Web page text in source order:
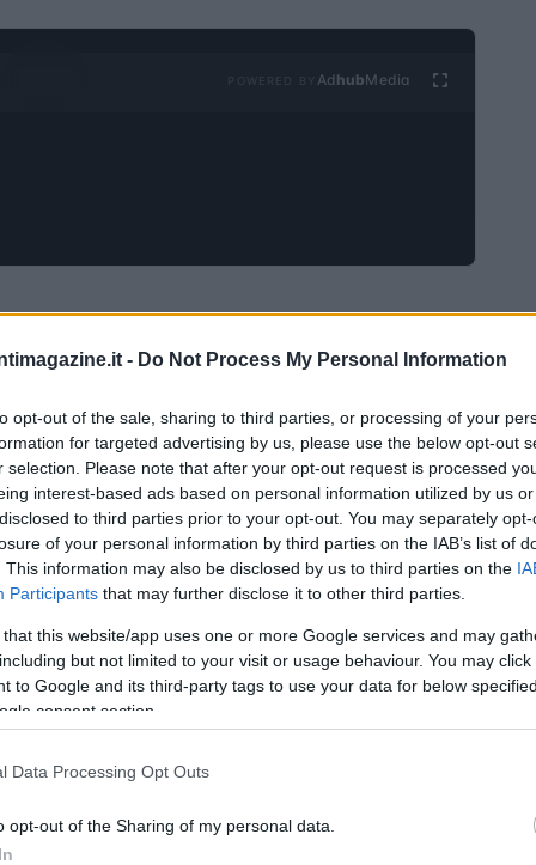
- Do Not Process My Personal Information
opt-out of the sale, sharing to third parties, or processing of your
for targeted advertising by us, please use the below opt-out
selection. Please note that after your opt-out request is processed
interest-based ads based on personal information utilized by us
to third parties prior to your opt-out. You may separately
of your personal information by third parties on the IAB’s list of
This information may also be disclosed by us to third parties on the
Participants that may further disclose it to other third parties.
that this website/app uses one or more Google services and may
but not limited to your visit or usage behaviour. You may
to Google and its third-party tags to use your data for below
consent section.
Data Processing Opt Outs
opt-out of the Sharing of my personal data.
Ad hubMedia
con un andamento pressoché stabile,
0,01%dell’indice Nikkei, che ha raggiunto i
di cautela tra gli investitori, in attesa di dati
i mercati globali. In parallelo, il Topix ha
0,29%, chiudendo a2.749,31 punti.
hanno mostrato una vivacità particolare, con
eKawasaki Heavy Industriesche hanno registrato
da un calo nelle utility, evidenziando una
stanno monitorando attentamente le notizie
negli Stati Uniti, attese per il mese di novembre,
sui mercati finanziari globali.